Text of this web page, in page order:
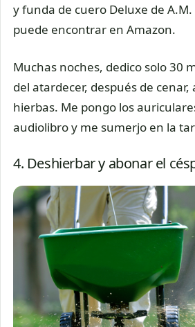
y funda de cuero Deluxe de
puede encontrar en Amazon.
Muchas noches, dedico solo 30
del atardecer, después de
hierbas. Me pongo los
audiolibro y me sumerjo en la
4. Deshierbar y abonar el